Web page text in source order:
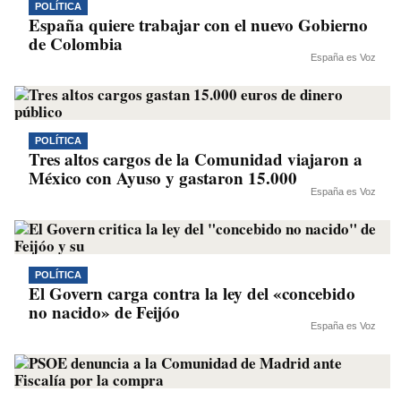
POLÍTICA
España quiere trabajar con el nuevo Gobierno
de Colombia
España es Voz
POLÍTICA
Tres altos cargos de la Comunidad viajaron a
México con Ayuso y gastaron 15.000
España es Voz
POLÍTICA
El Govern carga contra la ley del «concebido
no nacido» de Feijóo
España es Voz